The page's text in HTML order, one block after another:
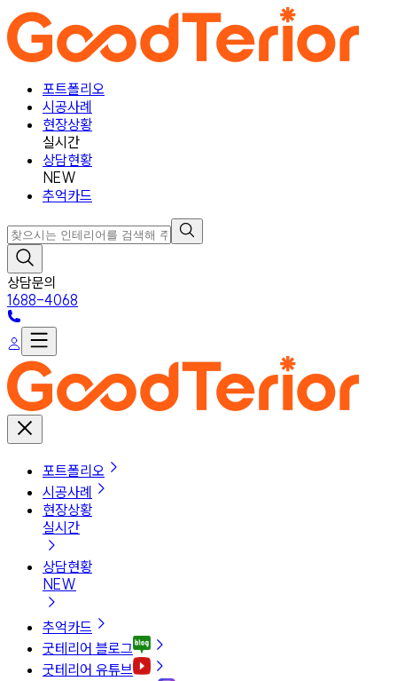
포트폴리오
시공사례
현장상황
실시간
상담현황
NEW
추억카드
상담문의
1688-4068
포트폴리오
시공사례
현장상황
실시간
상담현황
NEW
추억카드
굿테리어 블로그
굿테리어 유튜브